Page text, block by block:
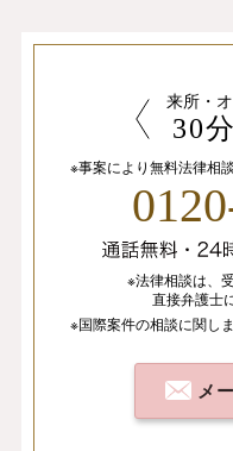
来所・
30
※事案により無料法律相
※法律相談は、
直接弁護士
※国際案件の相談に関し
メ